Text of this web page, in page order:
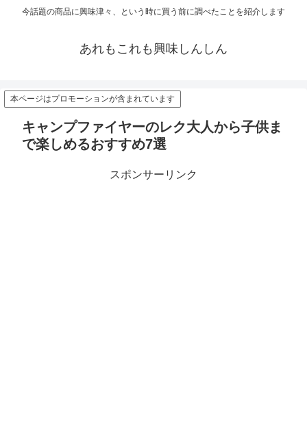
今話題の商品に興味津々、という時に買う前に調べたことを紹介します
あれもこれも興味しんしん
本ページはプロモーションが含まれています
キャンプファイヤーのレク大人から子供ま
で楽しめるおすすめ7選
スポンサーリンク